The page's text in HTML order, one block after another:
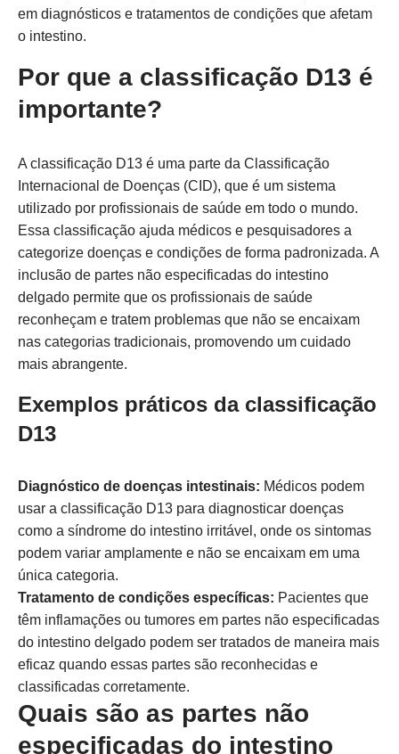
em diagnósticos e tratamentos de condições que afetam
o intestino.
Por que a classificação D13 é
importante?
A classificação D13 é uma parte da Classificação
Internacional de Doenças (CID), que é um sistema
utilizado por profissionais de saúde em todo o mundo.
Essa classificação ajuda médicos e pesquisadores a
categorize doenças e condições de forma padronizada. A
inclusão de partes não especificadas do intestino
delgado permite que os profissionais de saúde
reconheçam e tratem problemas que não se encaixam
nas categorias tradicionais, promovendo um cuidado
mais abrangente.
Exemplos práticos da classificação
D13
Diagnóstico de doenças intestinais: Médicos podem
usar a classificação D13 para diagnosticar doenças
como a síndrome do intestino irritável, onde os sintomas
podem variar amplamente e não se encaixam em uma
única categoria.
Tratamento de condições específicas: Pacientes que
têm inflamações ou tumores em partes não especificadas
do intestino delgado podem ser tratados de maneira mais
eficaz quando essas partes são reconhecidas e
classificadas corretamente.
Quais são as partes não
especificadas do intestino